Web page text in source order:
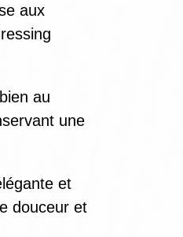
aux
au
une
et
douceur et